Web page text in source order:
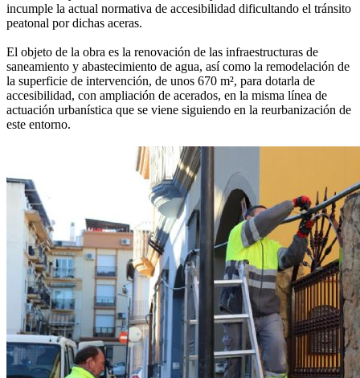
incumple la actual normativa de accesibilidad dificultando el tránsito
peatonal por dichas aceras.
El objeto de la obra es la renovación de las infraestructuras de
saneamiento y abastecimiento de agua, así como la remodelación de
la superficie de intervención, de unos 670 m², para dotarla de
accesibilidad, con ampliación de acerados, en la misma línea de
actuación urbanística que se viene siguiendo en la reurbanización de
este entorno.